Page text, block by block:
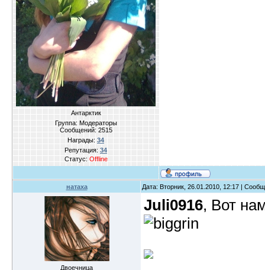
Антарктик
Группа: Модераторы
Сообщений: 2515
Награды: 34
Репутация: 34
Статус: Offline
натаха Дата: Вторник, 26.01.2010, 12:17 |
Двоечница
Juli0916, Вот